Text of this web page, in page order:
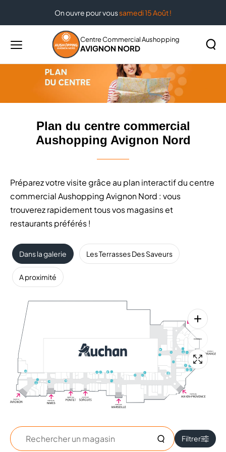
On ouvre pour voussamedi 15 Août !
Menu
principal
Centre Commercial Aushopping
AVIGNON NORD
Rechercher
site
Plan du centre commercial Aushopping Avignon
Plan du centre commercial
Aushopping Avignon Nord
Préparez votre visite grâce au plan interactif du centre
commercial Aushopping Avignon Nord : vous
trouverez rapidement tous vos magasins et
restaurants préférés !
Dans la galerie Les Terrasses Des Saveurs
A proximité
Rechercher
un
Filtrer